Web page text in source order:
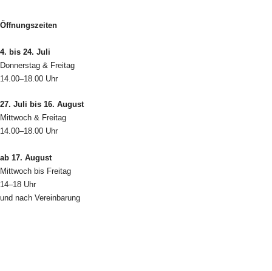
Öffnungszeiten
4. bis 24. Juli
Donnerstag & Freitag
14.00–18.00 Uhr
27. Juli bis 16. August
Mittwoch & Freitag
14.00–18.00 Uhr
ab 17. August
Mittwoch bis Freitag
14–18 Uhr
und nach Vereinbarung